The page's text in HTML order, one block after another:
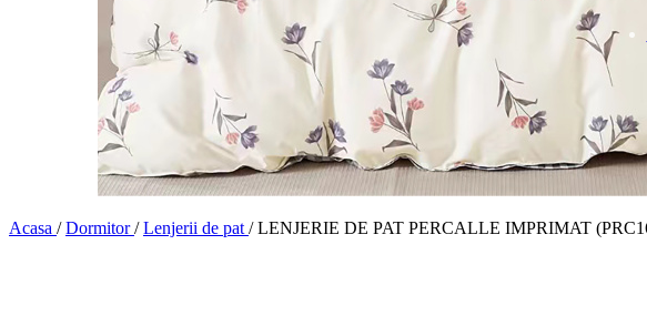
Acasa / Dormitor/ Lenjerii de pat / LENJERIE DE PAT PERCALLE IMPRIMAT